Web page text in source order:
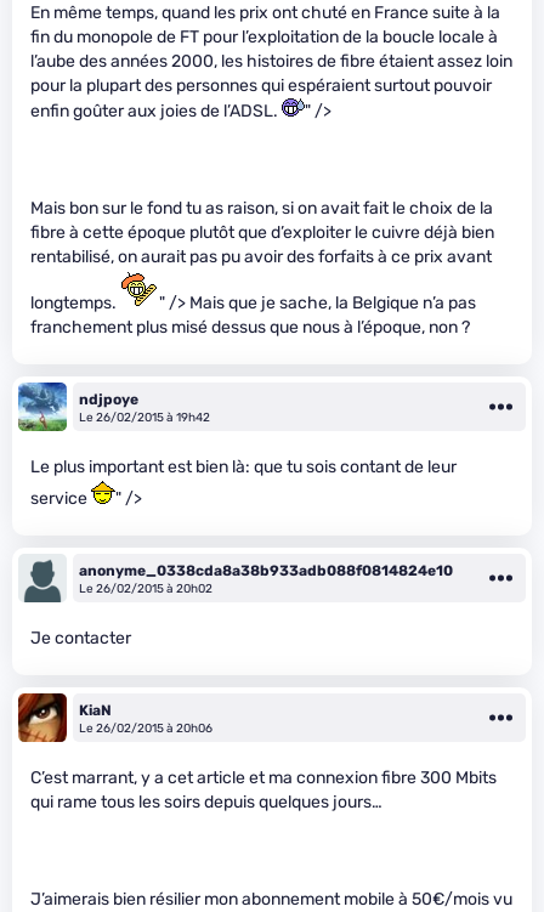
En même temps, quand les prix ont chuté en France suite à la
fin du monopole de FT pour l’exploitation de la boucle locale à
l’aube des années 2000, les histoires de fibre étaient assez loin
pour la plupart des personnes qui espéraient surtout pouvoir
enfin goûter aux joies de l’ADSL.
" />
Mais bon sur le fond tu as raison, si on avait fait le choix de la
fibre à cette époque plutôt que d’exploiter le cuivre déjà bien
rentabilisé, on aurait pas pu avoir des forfaits à ce prix avant
longtemps.
" /> Mais que je sache, la Belgique n’a pas
franchement plus misé dessus que nous à l’époque, non ?
ndjpoye
Le 26/02/2015 à 19h42
Le plus important est bien là: que tu sois contant de leur
service
" />
anonyme_0338cda8a38b933adb088f0814824e10
Le 26/02/2015 à 20h02
Je contacter
KiaN
Le 26/02/2015 à 20h06
C’est marrant, y a cet article et ma connexion fibre 300 Mbits
qui rame tous les soirs depuis quelques jours…
J’aimerais bien résilier mon abonnement mobile à 50€/mois vu